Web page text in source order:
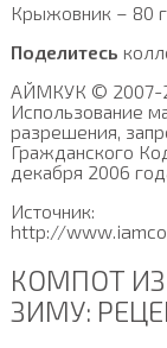
Крыжовник – 80 г
Поделитесь
АЙМКУК © 2007-
Использование
разрешения,
Гражданского
декабря 2006
Источник:
http://
КОМПОТ
ЗИМУ: